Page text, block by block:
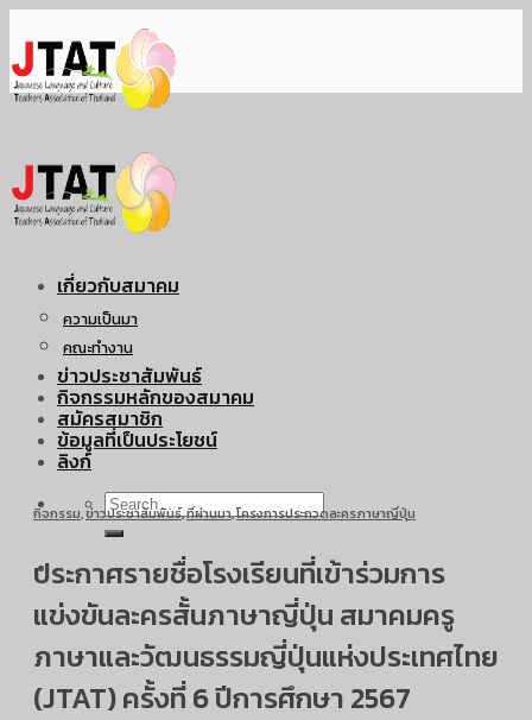
content
เกี่ยวกับสมาคม
ความเป็นมา
คณะทำงาน
ข่าวประชาสัมพันธ์
กิจกรรมหลักของสมาคม
สมัครสมาชิก
ข้อมูลที่เป็นประโยชน์
ลิงก์
กิจกรรม,ข่าวประชาสัมพันธ์,ที่ผ่านมา,โครงการประกวดละครภาษาญี่ปุ่น
ประกาศรายชื่อโรงเรียนที่เข้าร่วมการ
แข่งขันละครสั้นภาษาญี่ปุ่น สมาคมครู
ภาษาและวัฒนธรรมญี่ปุ่นแห่งประเทศไทย
(JTAT) ครั้งที่ 6 ปีการศึกษา 2567